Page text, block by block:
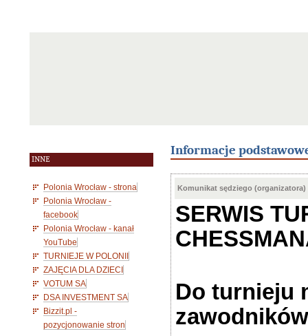
INNE
Polonia Wrocław - strona
Polonia Wrocław -
facebook
Polonia Wrocław - kanał
YouTube
TURNIEJE W POLONII
ZAJĘCIA DLA DZIECI
VOTUM SA
DSA INVESTMENT SA
Bizzit.pl -
pozycjonowanie stron
Informacje
Komunikat sędziego (organizatora)
SERWIS
Do turnieju